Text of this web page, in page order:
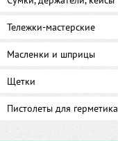
Тележки-мастерские
Масленки и шприцы
Щетки
Пистолеты для герметика